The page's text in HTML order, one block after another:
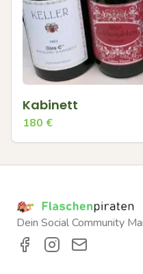
Kabinett
180 €
Dein Social Community